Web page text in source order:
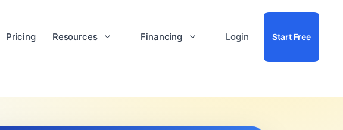
Pricing Resources Financing Login Start Free